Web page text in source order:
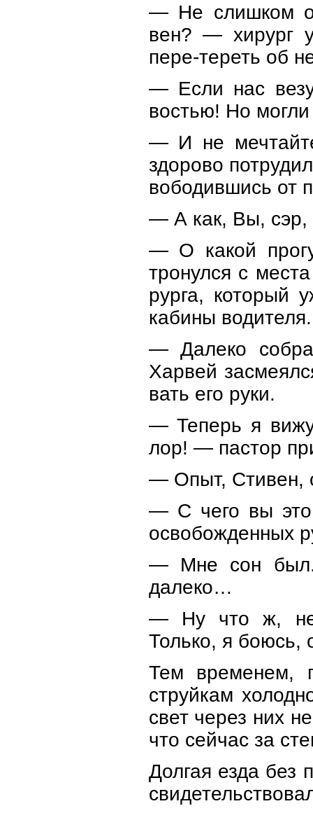
— Не слишком
вен? — хирург
пере-тереть об
— Если нас
востью! Но
— И не
здорово
вободившись от
— А как, Вы, сэр,
— О какой
тронулся с
рурга, который
кабины водителя.
— Далеко
Харвей
вать его руки.
— Теперь я
лор! — пастор
— Опыт, Стивен,
— С чего вы это
освобожденных
— Мне сон был.
далеко…
— Ну что ж,
Только, я боюсь,
Тем временем,
струйкам
свет через них
что сейчас за
Долгая езда без